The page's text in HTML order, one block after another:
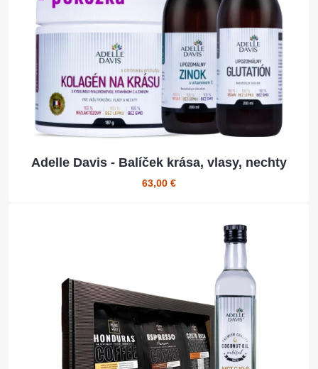
Adelle Davis - Balíček krása, vlasy, nechty
63,00 €